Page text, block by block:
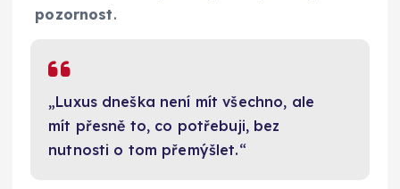
pozornost.
„Luxus dneška není mít všechno, ale
mít přesně to, co potřebuji, bez
nutnosti o tom přemýšlet.“